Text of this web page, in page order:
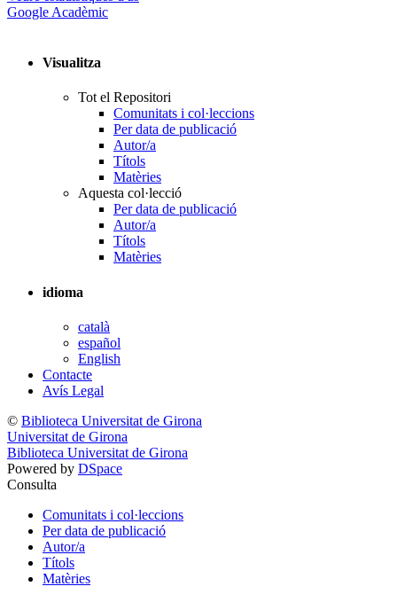
Google Acadèmic
Visualitza
Tot el Repositori
Comunitats i col·leccions
Per data de publicació
Autor/a
Títols
Matèries
Aquesta col·lecció
Per data de publicació
Autor/a
Títols
Matèries
idioma
català
español
English
Contacte
Avís Legal
© Biblioteca Universitat de Girona
Universitat de Girona
Biblioteca Universitat de Girona
Powered by DSpace
Consulta
Comunitats i col·leccions
Per data de publicació
Autor/a
Títols
Matèries